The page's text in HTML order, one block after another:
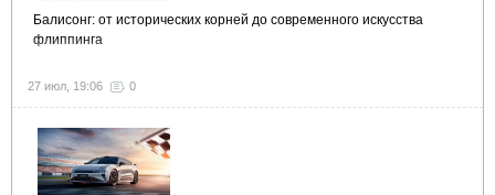
Балисонг: от исторических корней до современного искусства
флиппинга
27 июл, 19:06 0